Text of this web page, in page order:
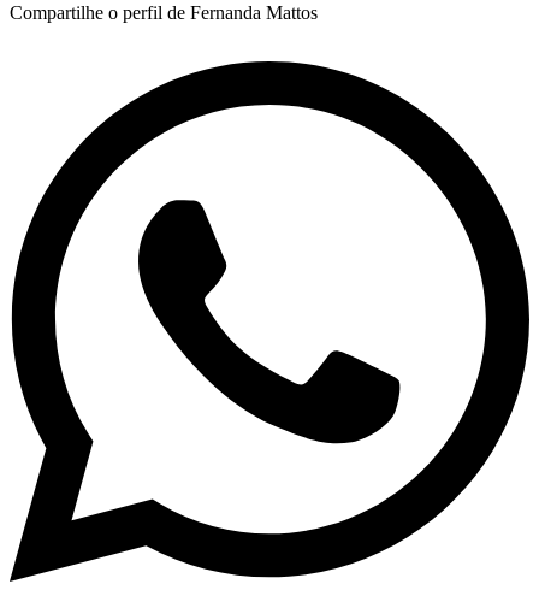
Compartilhe o perfil de Fernanda Mattos